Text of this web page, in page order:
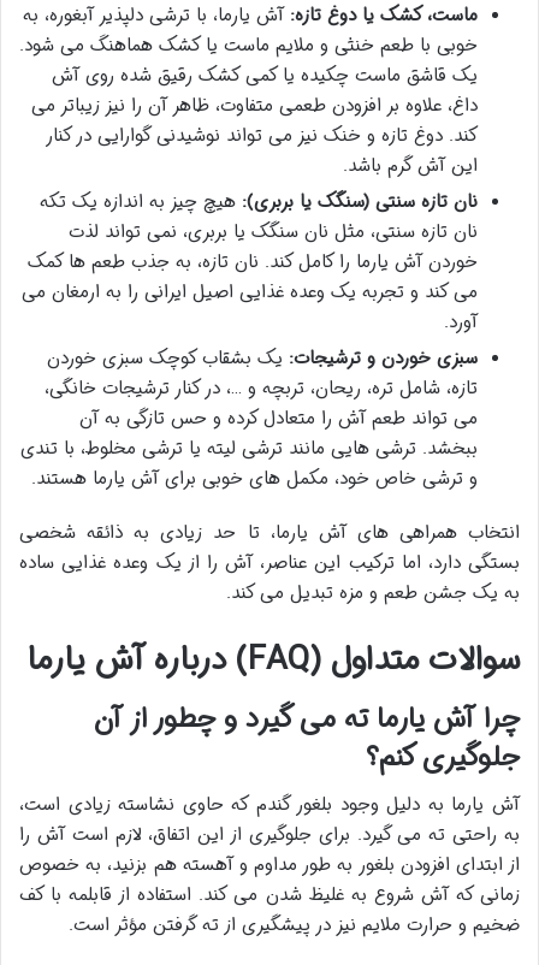
ماست، کشک یا دوغ تازه: آش یارما، با ترشی دلپذیر آبغوره، به
خوبی با طعم خنثی و ملایم ماست یا کشک هماهنگ می شود.
یک قاشق ماست چکیده یا کمی کشک رقیق شده روی آش
داغ، علاوه بر افزودن طعمی متفاوت، ظاهر آن را نیز زیباتر می
کند. دوغ تازه و خنک نیز می تواند نوشیدنی گوارایی در کنار
این آش گرم باشد.
نان تازه سنتی (سنگک یا بربری): هیچ چیز به اندازه یک تکه
نان تازه سنتی، مثل نان سنگک یا بربری، نمی تواند لذت
خوردن آش یارما را کامل کند. نان تازه، به جذب طعم ها کمک
می کند و تجربه یک وعده غذایی اصیل ایرانی را به ارمغان می
آورد.
سبزی خوردن و ترشیجات: یک بشقاب کوچک سبزی خوردن
تازه، شامل تره، ریحان، تربچه و …، در کنار ترشیجات خانگی،
می تواند طعم آش را متعادل کرده و حس تازگی به آن
ببخشد. ترشی هایی مانند ترشی لیته یا ترشی مخلوط، با تندی
و ترشی خاص خود، مکمل های خوبی برای آش یارما هستند.
انتخاب همراهی های آش یارما، تا حد زیادی به ذائقه شخصی
بستگی دارد، اما ترکیب این عناصر، آش را از یک وعده غذایی ساده
به یک جشن طعم و مزه تبدیل می کند.
سوالات متداول (FAQ) درباره آش یارما
چرا آش یارما ته می گیرد و چطور از آن
جلوگیری کنم؟
آش یارما به دلیل وجود بلغور گندم که حاوی نشاسته زیادی است،
به راحتی ته می گیرد. برای جلوگیری از این اتفاق، لازم است آش را
از ابتدای افزودن بلغور به طور مداوم و آهسته هم بزنید، به خصوص
زمانی که آش شروع به غلیظ شدن می کند. استفاده از قابلمه با کف
ضخیم و حرارت ملایم نیز در پیشگیری از ته گرفتن مؤثر است.